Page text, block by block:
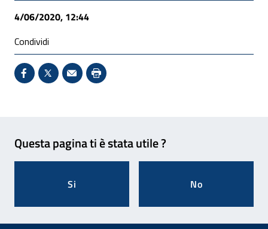
4/06/2020, 12:44
Condividi
Condividi su Facebook - Sito esterno - Apertura in
X - Sito esterno - Apertura in nuova finestra
Invio Mail: apre il programma di posta
Stampa pagina: scelta meno
Questa pagina ti è stata utile ?
Si No